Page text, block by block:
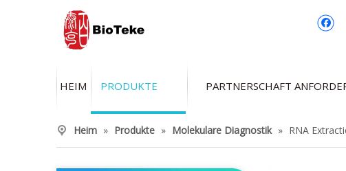
HEIM PRODUKTE PARTNERSCHAFT
Heim » Produkte » Molekulare Diagnostik » RNA